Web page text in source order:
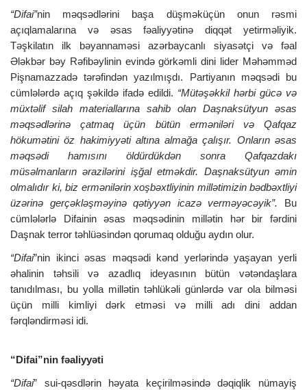
“Difai”nin məqsədlərini başa düşməküçün onun rəsmi
açıqlamalarına və əsas fəaliyyətinə diqqət yetirməliyik.
Təşkilatın ilk bəyannaməsi azərbaycanlı siyasətçi və fəal
Ələkbər bəy Rəfibəylinin evində görkəmli dini lider Məhəmməd
Pişnamazzadə tərəfindən yazılmışdı. Partiyanın məqsədi bu
cümlələrdə açıq şəkildə ifadə edildi. “Mütəşəkkil hərbi gücə və
müxtəlif silah materiallarına sahib olan Daşnaksütyun əsas
məqsədlərinə çatmaq üçün bütün erməniləri və Qafqaz
hökumətini öz hakimiyyəti altına almağa çalışır. Onların əsas
məqsədi hamısını öldürdükdən sonra Qafqazdakı
müsəlmanların ərazilərini işğal etməkdir. Daşnaksütyun əmin
olmalıdır ki, biz ermənilərin xoşbəxtliyinin millətimizin bədbəxtliyi
üzərinə gerçəkləşməyinə qətiyyən icazə verməyəcəyik”. Bu
cümlələrlə Difainin əsas məqsədinin millətin hər bir fərdini
Daşnak terror təhlüəsindən qorumaq olduğu aydın olur.
“Difai”nin ikinci əsas məqsədi kənd yerlərində yaşayan yerli
əhalinin təhsili və azadlıq ideyasının bütün vətəndaşlara
tanıdılması, bu yolla millətin təhlükəli günlərdə var ola bilməsi
üçün milli kimliyi dərk etməsi və milli adı dini addan
fərqləndirməsi idi.
“Difai”nin fəaliyyəti
“Difai” sui-qəsdlərin həyata keçirilməsində dəqiqlik nümayiş